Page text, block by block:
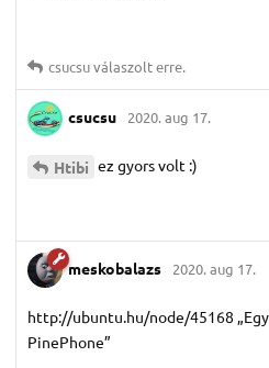
csucsuválaszolt erre.
csucsu 2020. aug 17.
Htibi ez gyors volt :)
meskobalazs 2020. aug 17.
http://ubuntu.hu/node/45168
PinePhone”